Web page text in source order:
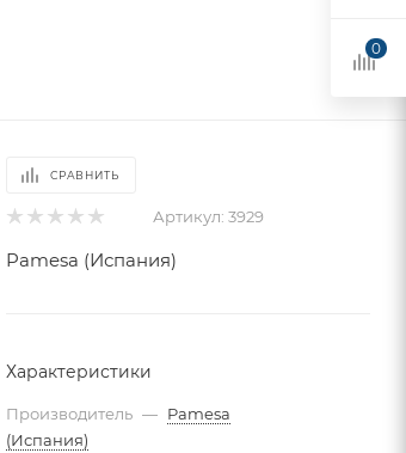
СРАВНИТЬ
Артикул: 3929
Pamesa (Испания)
Характеристики
Производитель — Pamesa
(Испания)
0